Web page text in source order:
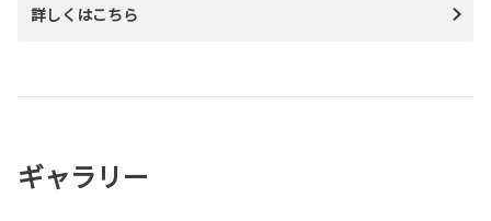
詳しくはこちら
ギャラリー